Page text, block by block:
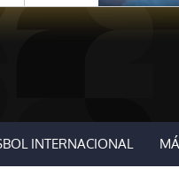
INTERNACIONAL